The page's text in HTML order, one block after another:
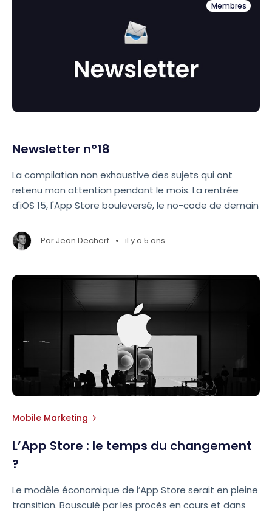
Membres
Newsletter n°18
La compilation non exhaustive des sujets qui ont
retenu mon attention pendant le mois. La rentrée
d'iOS 15, l'App Store bouleversé, le no-code de demain
Par Jean Decherf • il y a 5 ans
Mobile Marketing
L’App Store : le temps du changement
?
Le modèle économique de l’App Store serait en pleine
transition. Bousculé par les procès en cours et dans